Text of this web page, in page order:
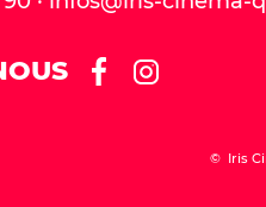
© Iris